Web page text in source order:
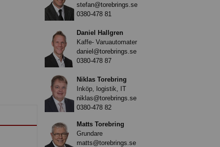
stefan@torebrings.se
0380-478 81
Daniel Hallgren
Kaffe- Varuautomater
daniel@torebrings.se
0380-478 87
Niklas Torebring
Inköp, logistik, IT
niklas@torebrings.se
0380-478 82
Matts Torebring
Grundare
matts@torebrings.se